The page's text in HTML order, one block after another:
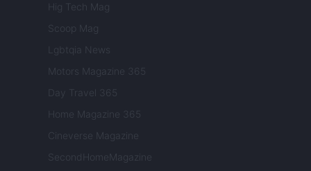
Hig Tech Mag
Scoop Mag
Lgbtqia News
Motors Magazine 365
Day Travel 365
Home Magazine 365
Cineverse Magazine
SecondHomeMagazine